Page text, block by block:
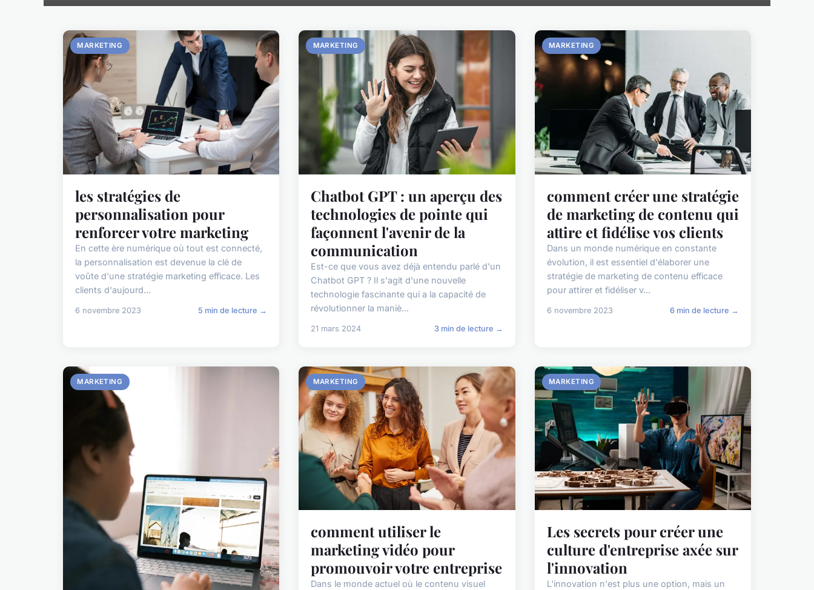
MARKETING
les stratégies de
personnalisation pour
renforcer votre marketing
En cette ère numérique où tout est connecté,
la personnalisation est devenue la clé de
voûte d'une stratégie marketing efficace. Les
clients d'aujourd...
6 novembre 2023 5 min de lecture →
MARKETING
Chatbot GPT : un aperçu des
technologies de pointe qui
façonnent l'avenir de la
communication
Est-ce que vous avez déjà entendu parlé d'un
Chatbot GPT ? Il s'agit d'une nouvelle
technologie fascinante qui a la capacité de
révolutionner la maniè...
21 mars 2024 3 min de lecture →
MARKETING
comment créer une stratégie
de marketing de contenu qui
attire et fidélise vos clients
Dans un monde numérique en constante
évolution, il est essentiel d'élaborer une
stratégie de marketing de contenu efficace
pour attirer et fidéliser v...
6 novembre 2023 6 min de lecture →
MARKETING MARKETING
comment utiliser le
marketing vidéo pour
promouvoir votre entreprise
Dans le monde actuel où le contenu visuel
MARKETING
Les secrets pour créer une
culture d'entreprise axée sur
l'innovation
L'innovation n'est plus une option, mais un